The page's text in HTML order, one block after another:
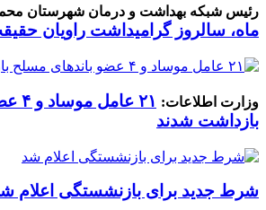
رئیس شبکه بهداشت و درمان شهرستان
ماه، سالروز گرامیداشت راویان
وزارت اطلاعات:
۲۱
بازداشت شدند
شرط جدید برای بازنشستگی اعلام